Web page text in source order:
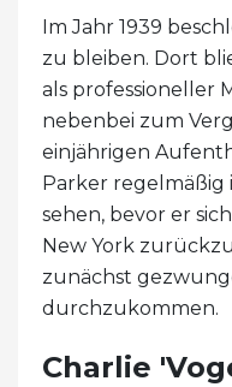
Im Jahr 1939
zu bleiben. Dort
als professioneller
nebenbei zum
einjährigen
Parker regelmäßig
sehen, bevor er
New York
zunächst
durchzukommen.
Charlie